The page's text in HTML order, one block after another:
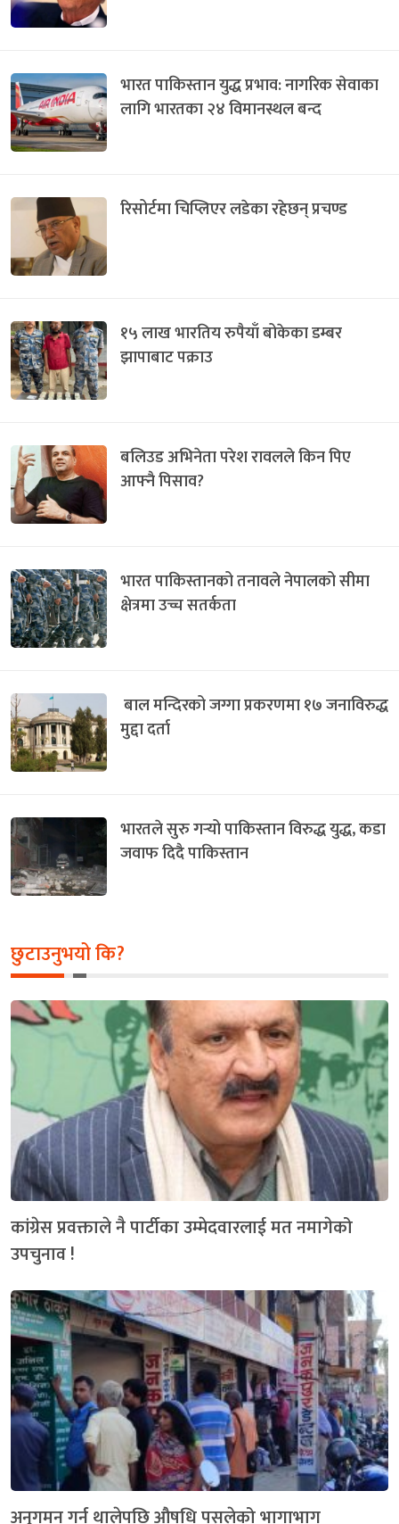
भारत पाकिस्तान युद्ध प्रभाव: नागरिक सेवाका
लागि भारतका २४ विमानस्थल बन्द
रिसोर्टमा चिप्लिएर लडेका रहेछन् प्रचण्ड
१५ लाख भारतिय रुपैयाँ बोकेका डम्बर
झापाबाट पक्राउ
बलिउड अभिनेता परेश रावलले किन पिए
आफ्नै पिसाव?
भारत पाकिस्तानको तनावले नेपालको सीमा
क्षेत्रमा उच्च सतर्कता
बाल मन्दिरको जग्गा प्रकरणमा १७ जनाविरुद्ध
मुद्दा दर्ता
भारतले सुरु गर्‍यो पाकिस्तान विरुद्ध युद्ध, कडा
जवाफ दिदै पाकिस्तान
छुटाउनुभयो कि?
कांग्रेस प्रवक्ताले नै पार्टीका उम्मेदवारलाई मत नमागेको
उपचुनाव !
अनुगमन गर्न थालेपछि औषधि पसलेको भागाभाग